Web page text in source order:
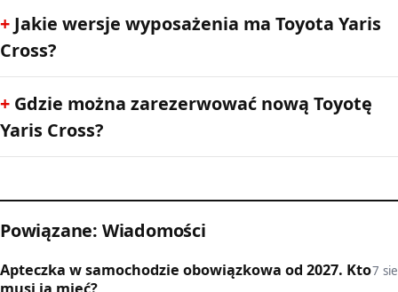
Jakie wersje wyposażenia ma Toyota Yaris
Cross?
Gdzie można zarezerwować nową Toyotę
Yaris Cross?
Powiązane: Wiadomości
Apteczka w samochodzie obowiązkowa od 2027. Kto7 sie